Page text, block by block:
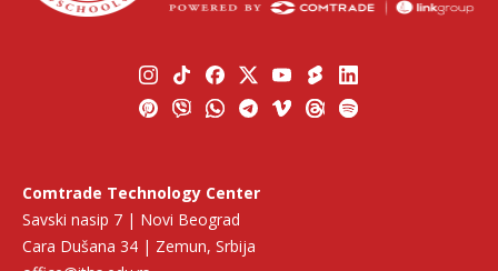
Comtrade Technology Center
Savski nasip 7 | Novi Beograd
Cara Dušana 34 | Zemun, Srbija